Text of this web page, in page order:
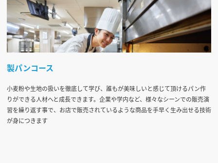
製パンコース
小麦粉や生地の扱いを徹底して学び、誰もが美味しいと感じて頂けるパン作
りができる人材へと成長できます。企業や学内など、様々なシーンでの販売演
習を繰り返す事で、お店で販売されているような商品を手早く生み出せる技術
が身につきます